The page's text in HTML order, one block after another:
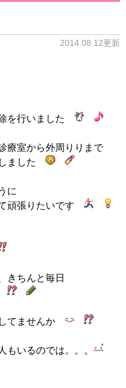
2014.08.12更新
行いました
室から外周りりまで
ました
に
張りたいです
きちんと毎日
てませんか
いるのでは。。。